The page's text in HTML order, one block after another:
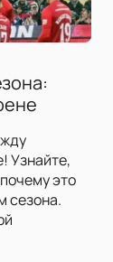
Узнайте,
это
сезона.